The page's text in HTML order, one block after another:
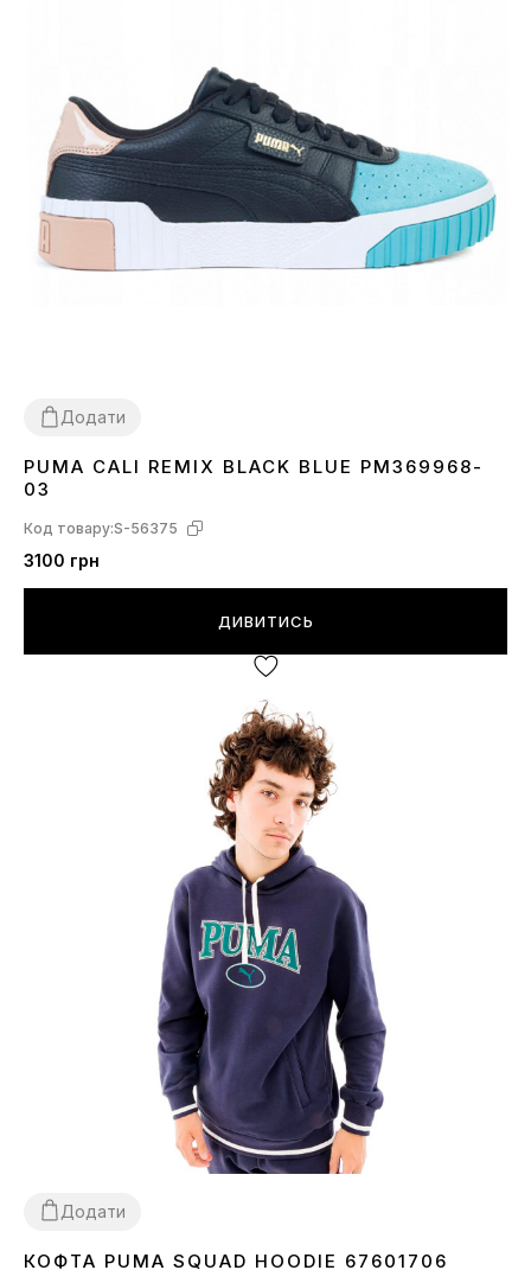
Додати
363738
PUMA CALI REMIX BLACK BLUE PM369968-
03
Код товару:S-56375
3100 грн
ДИВИТИСЬ
Додати
S L
КОФТА PUMA SQUAD HOODIE 67601706